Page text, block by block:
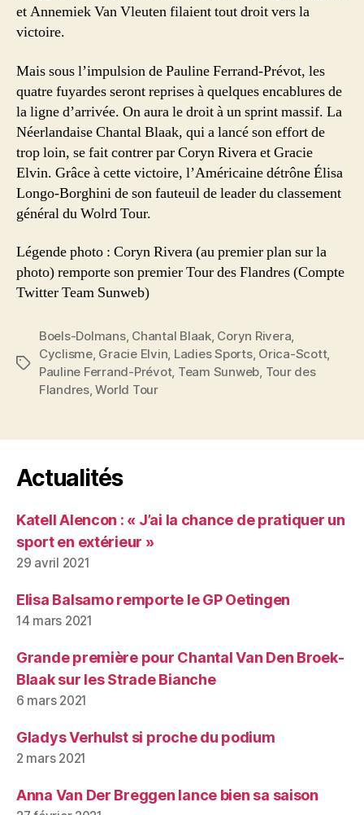
et Annemiek Van Vleuten filaient tout droit vers la
victoire.
Mais sous l’impulsion de Pauline Ferrand-Prévot, les
quatre fuyardes seront reprises à quelques encablures de
la ligne d’arrivée. On aura le droit à un sprint massif. La
Néerlandaise Chantal Blaak, qui a lancé son effort de
trop loin, se fait contrer par Coryn Rivera et Gracie
Elvin. Grâce à cette victoire, l’Américaine détrône Élisa
Longo-Borghini de son fauteuil de leader du classement
général du Wolrd Tour.
Légende photo : Coryn Rivera (au premier plan sur la
photo) remporte son premier Tour des Flandres (Compte
Twitter Team Sunweb)
Étiquettes
Boels-Dolmans, Chantal Blaak, Coryn Rivera,
Cyclisme, Gracie Elvin, Ladies Sports, Orica-Scott,
Pauline Ferrand-Prévot, Team Sunweb, Tour des
Flandres,World Tour
Actualités
Katell Alencon : « J’ai la chance de pratiquer un
sport en extérieur »
29 avril 2021
Elisa Balsamo remporte le GP Oetingen
14 mars 2021
Grande première pour Chantal Van Den Broek-
Blaak sur les Strade Bianche
6 mars 2021
Gladys Verhulst si proche du podium
2 mars 2021
Anna Van Der Breggen lance bien sa saison